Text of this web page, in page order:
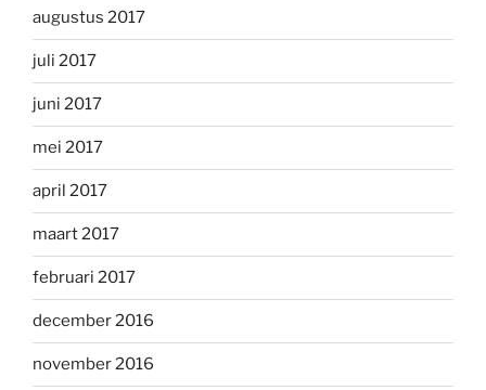
augustus 2017
juli 2017
juni 2017
mei 2017
april 2017
maart 2017
februari 2017
december 2016
november 2016